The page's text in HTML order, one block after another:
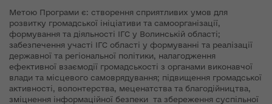
Метою Програми є: створення сприятливих умов для
розвитку громадської ініціативи та самоорганізації,
формування та діяльності ІГС у Волинській області;
забезпечення участі ІГС області у формуванні та реалізації
державної та регіональної політики, налагодження
ефективної взаємодії громадськості з органами виконавчої
влади та місцевого самоврядування; підвищення громадської
активності, волонтерства, меценатства та благодійництва,
зміцнення інформаційної безпеки та збереження суспільної